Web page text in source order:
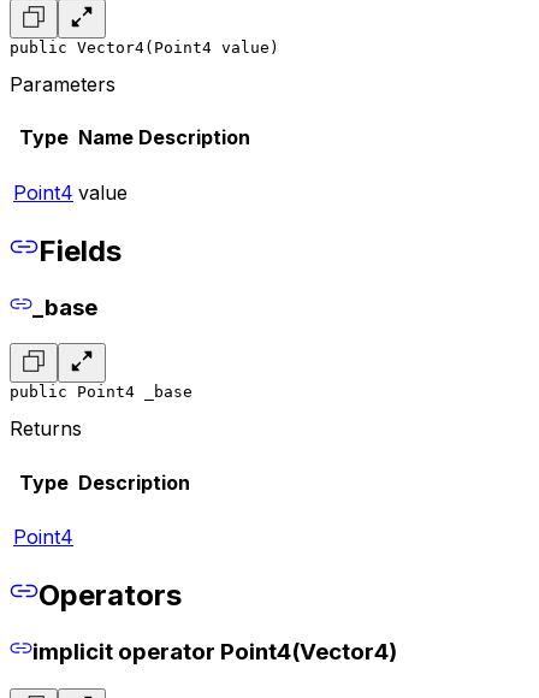
public Vector4(Point4 value)
Parameters
Type Name Description
Point4 value
Fields
_base
public Point4 _base
Returns
Type Description
Point4
Operators
implicit operator Point4(Vector4)